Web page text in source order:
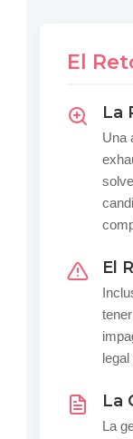
El
La
Una
El
La
La